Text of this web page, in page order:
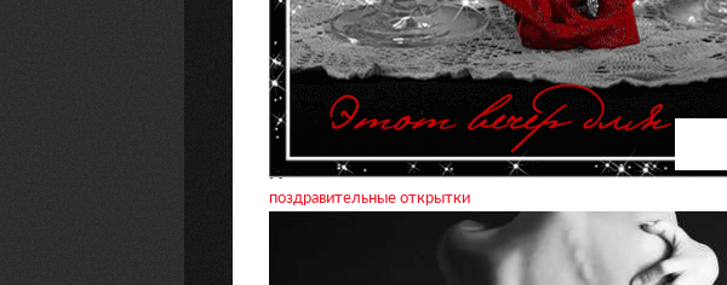
поздравительные открытки